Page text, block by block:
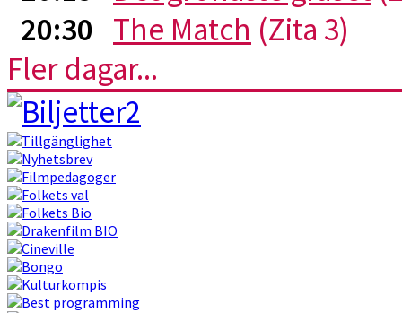
20:30 The Match (Zita 3)
Fler dagar...